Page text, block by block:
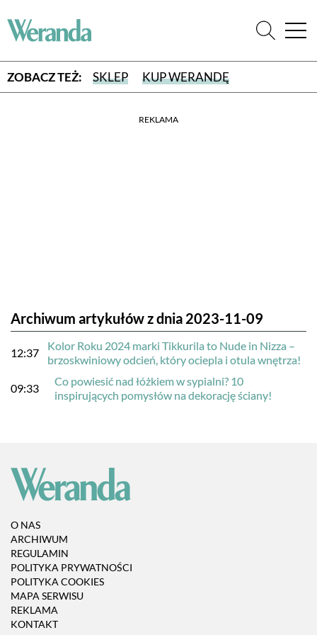
ZOBACZ TEŻ: SKLEP KUP WERANDĘ
REKLAMA
Archiwum artykułów z dnia 2023-11-09
12:37
Kolor Roku 2024 marki Tikkurila to Nude in Nizza –
brzoskwiniowy odcień, który ociepla i otula wnętrza!
09:33
Co powiesić nad łóżkiem w sypialni? 10
inspirujących pomysłów na dekorację ściany!
O NAS
ARCHIWUM
REGULAMIN
POLITYKA PRYWATNOŚCI
POLITYKA COOKIES
MAPA SERWISU
REKLAMA
KONTAKT